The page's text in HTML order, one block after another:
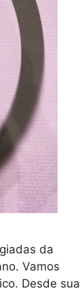
da
Vamos
Desde sua